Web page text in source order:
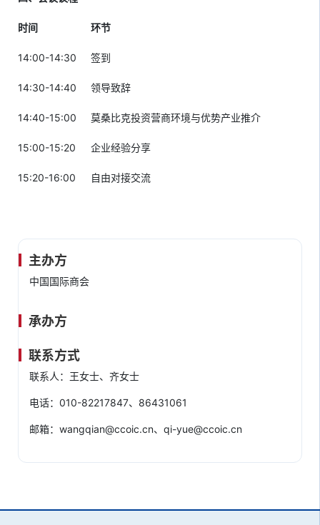
时间 环节
14:00-14:30 签到
14:30-14:40 领导致辞
14:40-15:00 莫桑比克投资营商环境与优势产业推介
15:00-15:20 企业经验分享
15:20-16:00 自由对接交流
主办方
中国国际商会
承办方
联系方式
联系人：王女士、齐女士
电话：010-82217847、86431061
邮箱：wangqian@ccoic.cn、qi-yue@ccoic.cn